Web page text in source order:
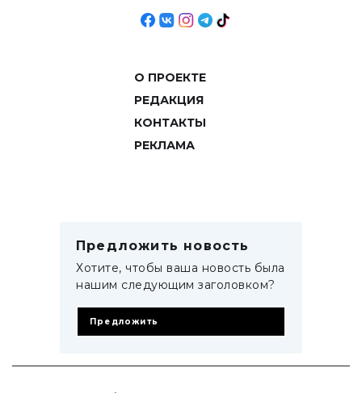
О ПРОЕКТЕ
РЕДАКЦИЯ
КОНТАКТЫ
РЕКЛАМА
Предложить новость
Хотите, чтобы ваша новость была
нашим следующим заголовком?
Предложить